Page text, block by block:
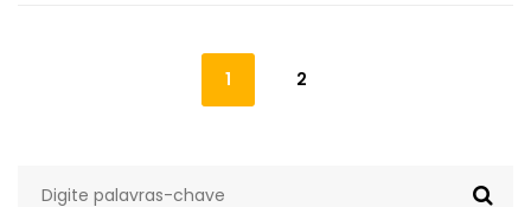
1 2